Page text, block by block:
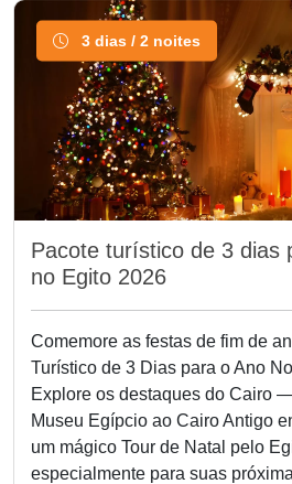
3 dias / 2 noites
Pacote turístico de 3 dias
no Egito 2026
Comemore as festas de fim de
Turístico de 3 Dias para o Ano
Explore os destaques do Cairo
Museu Egípcio ao Cairo Antigo
um mágico Tour de Natal pelo
especialmente para suas